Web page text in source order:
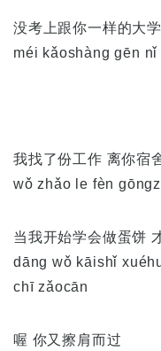
没考上跟你一样的大学
méi kǎoshàng gēn
我找了份工作 离你宿
wǒ zhǎo le fèn
当我开始学会做蛋饼
dāng wǒ kāishǐ
chī zǎocān
喔 你又擦肩而过